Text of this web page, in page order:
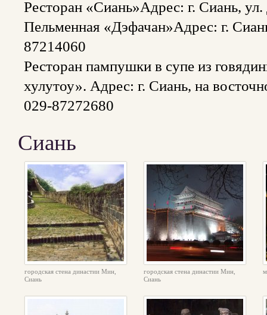
Ресторан «Сиань»Адрес: г. Сиань,
Пельменная «Дэфачан»Адрес: г.
87214060
Ресторан пампушки в супе из
хулутоу». Адрес: г. Сиань, на
029-87272680
Сиань
городская стена династии Мин,
Сиань
городская стена династии Мин,
Сиань